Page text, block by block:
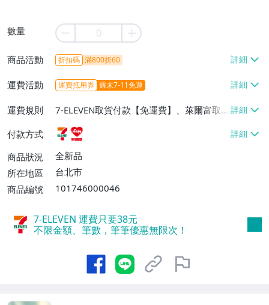
數量
商品活動 折扣碼 滿800折60
運費活動 運費抵用券 週末7-11免運
運費規則
7-ELEVEN取貨付款【免運費】、萊爾富取
貨付款【免運費】
付款方式
商品狀況
全新品
所在地區
台北市
商品編號
101746000046
7-ELEVEN 運費只要38元
不限金額、筆數，筆筆優惠無限次！